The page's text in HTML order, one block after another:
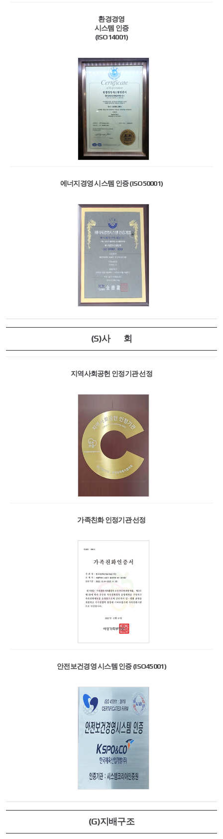
환경경영
시스템 인증
(ISO14001)
에너지경영 시스템 인증 (ISO50001)
(S)사 회
지역사회공헌 인정기관 선정
가족친화 인정기관 선정
안전보건경영 시스템 인증 (ISO45001)
(G)지배구조